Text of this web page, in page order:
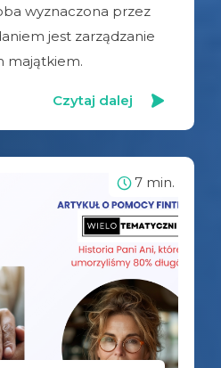
wyznaczona przez
jest zarządzanie
majątkiem.
Czytaj dalej
7 min.